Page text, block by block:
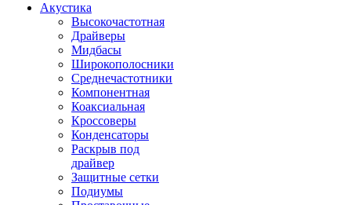
Акустика
Высокочастотная
Драйверы
Мидбасы
Широкополосники
Среднечастотники
Компонентная
Коаксиальная
Кроссоверы
Конденсаторы
Раскрыв под
драйвер
Защитные сетки
Подиумы